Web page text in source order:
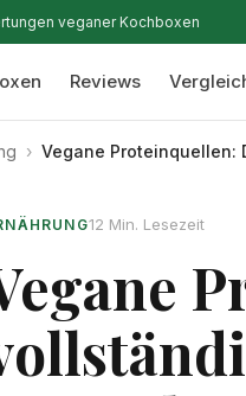
veganer Kochboxen
Reviews
› Vegane Proteinquellen:
12 Min. Lesezeit